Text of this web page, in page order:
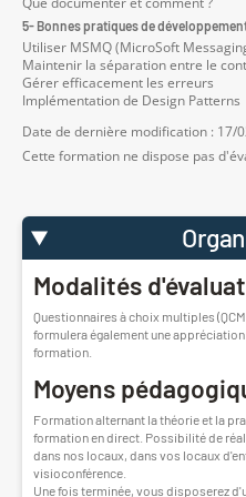
5- Bonnes pratiques de
Utiliser MSMQ (MicroSoft
Maintenir la séparation entre le
Gérer efficacement les erreurs
Implémentation de Design Patterns
Date de dernière modification : 17/
Cette formation ne dispose pas
Modalités
Questionnaires à choix multiples
formulera également une
formation.
Moyens
Formation alternant la théorie et la
formation en direct. Possibilité de
dans nos locaux, dans vos locaux
visioconférence.
Une fois terminée, vous disposerez